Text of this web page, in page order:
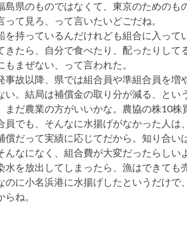
島県のものではなくて、東京のためのも
って見ろ、って言いたいどごだね。
持っているんだけれども組合に入って
きたら、自分で食べたり、配ったりし
もまぜない、って言われた。
故以降、県では組合員や準組合員を増
い。結局は補償金の取り分が減る、とい
まだ農業の方がいいかな。農協の株10株
でも、そんなに水揚げがなかった人は
償だって実績に応じてだから。知り合
んなになく、組合費が大変だったらしい
を放出してしまったら、漁はできても
のに小名浜港に水揚げしたというだけ
らね。